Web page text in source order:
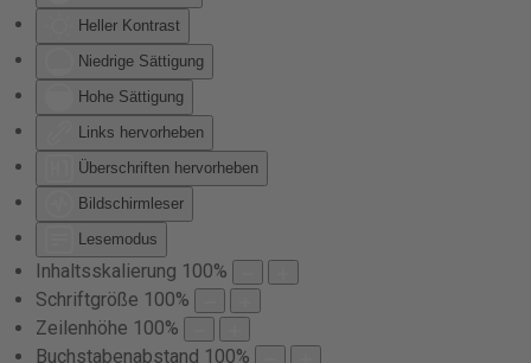
Heller Kontrast
Niedrige Sättigung
Hohe Sättigung
Links hervorheben
Überschriften hervorheben
Bildschirmleser
Lesemodus
Inhaltsskalierung 100%
Schriftgröße 100%
Zeilenhöhe 100%
Buchstabenabstand 100%